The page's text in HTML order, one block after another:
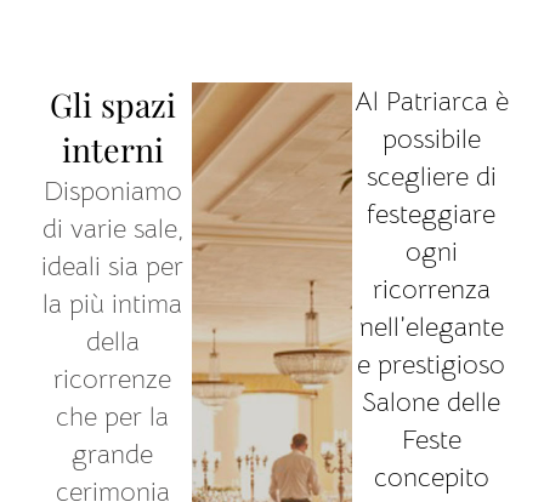
Gli spazi
interni
Disponiamo
di varie sale,
ideali sia per
la più intima
della
ricorrenze
che per la
grande
cerimonia
Al Patriarca è
possibile
scegliere di
festeggiare
ogni
ricorrenza
nell’elegante
e prestigioso
Salone delle
Feste
concepito